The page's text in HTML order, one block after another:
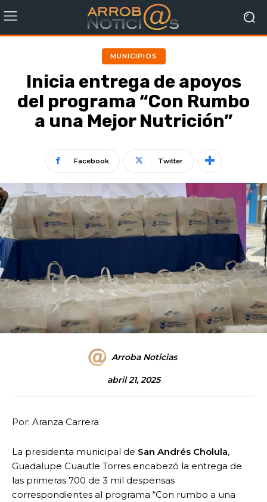
MUNICIPIOS
Inicia entrega de apoyos
del programa “Con Rumbo
a una Mejor Nutrición”
Facebook Twitter
Arroba Noticias
abril 21, 2025
Por: Aranza Carrera
La presidenta municipal de San Andrés Cholula,
Guadalupe Cuautle Torres encabezó la entrega de
las primeras 700 de 3 mil despensas
correspondientes al programa “Con rumbo a una